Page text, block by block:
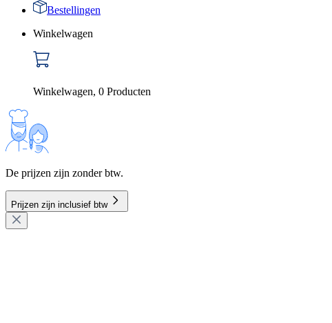
Bestellingen
Winkelwagen
Winkelwagen, 0 Producten
De prijzen zijn zonder btw.
Prijzen zijn inclusief btw